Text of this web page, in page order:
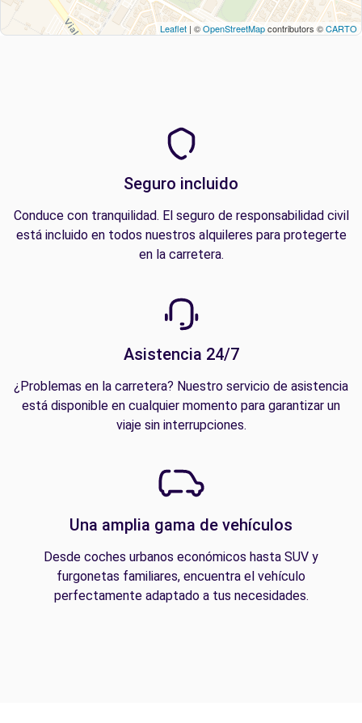
Leaflet | ©OpenStreetMapcontributors ©CARTO
Seguro incluido
Conduce con tranquilidad. El seguro de responsabilidad civil
está incluido en todos nuestros alquileres para protegerte
en la carretera.
Asistencia 24/7
¿Problemas en la carretera? Nuestro servicio de asistencia
está disponible en cualquier momento para garantizar un
viaje sin interrupciones.
Una amplia gama de vehículos
Desde coches urbanos económicos hasta SUV y
furgonetas familiares, encuentra el vehículo
perfectamente adaptado a tus necesidades.